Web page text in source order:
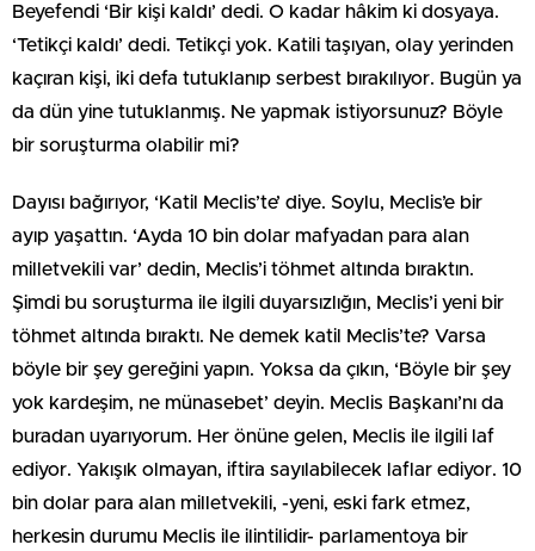
Beyefendi ‘Bir kişi kaldı’ dedi. O kadar hâkim ki dosyaya.
‘Tetikçi kaldı’ dedi. Tetikçi yok. Katili taşıyan, olay yerinden
kaçıran kişi, iki defa tutuklanıp serbest bırakılıyor. Bugün ya
da dün yine tutuklanmış. Ne yapmak istiyorsunuz? Böyle
bir soruşturma olabilir mi?
Dayısı bağırıyor, ‘Katil Meclis’te’ diye. Soylu, Meclis’e bir
ayıp yaşattın. ‘Ayda 10 bin dolar mafyadan para alan
milletvekili var’ dedin, Meclis’i töhmet altında bıraktın.
Şimdi bu soruşturma ile ilgili duyarsızlığın, Meclis’i yeni bir
töhmet altında bıraktı. Ne demek katil Meclis’te? Varsa
böyle bir şey gereğini yapın. Yoksa da çıkın, ‘Böyle bir şey
yok kardeşim, ne münasebet’ deyin. Meclis Başkanı’nı da
buradan uyarıyorum. Her önüne gelen, Meclis ile ilgili laf
ediyor. Yakışık olmayan, iftira sayılabilecek laflar ediyor. 10
bin dolar para alan milletvekili, -yeni, eski fark etmez,
herkesin durumu Meclis ile ilintilidir- parlamentoya bir